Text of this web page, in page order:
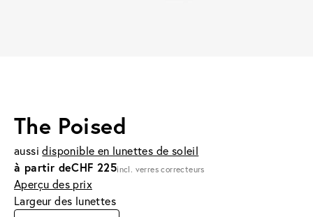
The Poised
aussidisponible en lunettes de soleil
à partir deCHF 225incl. verres correcteurs
Aperçu des prix
Largeur des lunettes